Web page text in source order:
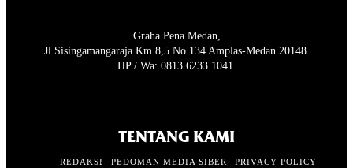
Graha Pena Medan,
Jl Sisingamangaraja Km 8,5 No 134 Amplas-Medan 20148.
HP / Wa: 0813 6233 1041.
TENTANG KAMI
REDAKSI PEDOMAN MEDIA SIBER
PRIVACY POLICY